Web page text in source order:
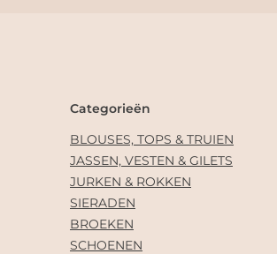
Categorieën
BLOUSES, TOPS & TRUIEN
JASSEN, VESTEN & GILETS
JURKEN & ROKKEN
SIERADEN
BROEKEN
SCHOENEN